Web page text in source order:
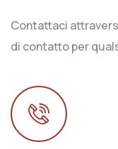
Contattaci
di contatto per